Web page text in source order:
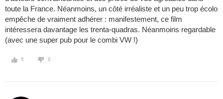
toute la France. Néanmoins, un côté irréaliste et un peu trop écolo
empêche de vraiment adhérer : manifestement, ce film
intéressera davantage les trenta-quadras. Néanmoins regardable
(avec une super pub pour le combi VW !)
0 2